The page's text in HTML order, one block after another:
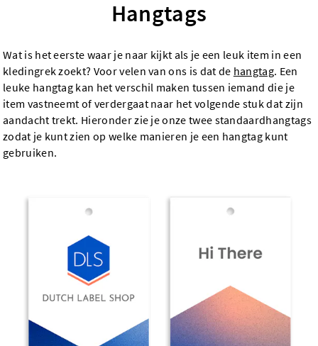
Hangtags
Wat is het eerste waar je naar kijkt als je een leuk item in een
kledingrek zoekt? Voor velen van ons is dat de hangtag. Een
leuke hangtag kan het verschil maken tussen iemand die je
item vastneemt of verdergaat naar het volgende stuk dat zijn
aandacht trekt. Hieronder zie je onze twee standaardhangtags
zodat je kunt zien op welke manieren je een hangtag kunt
gebruiken.